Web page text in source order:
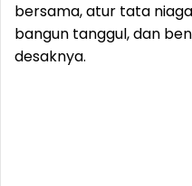
bersama, atur tata
bangun tanggul, dan
desaknya.